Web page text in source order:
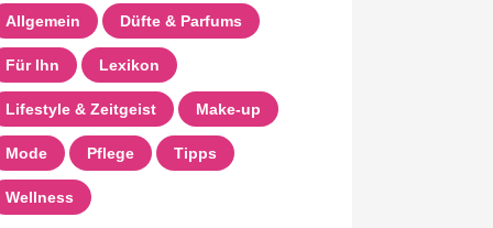
Allgemein Düfte & Parfums
Für Ihn Lexikon
Lifestyle & Zeitgeist Make-up
Mode Pflege Tipps
Wellness